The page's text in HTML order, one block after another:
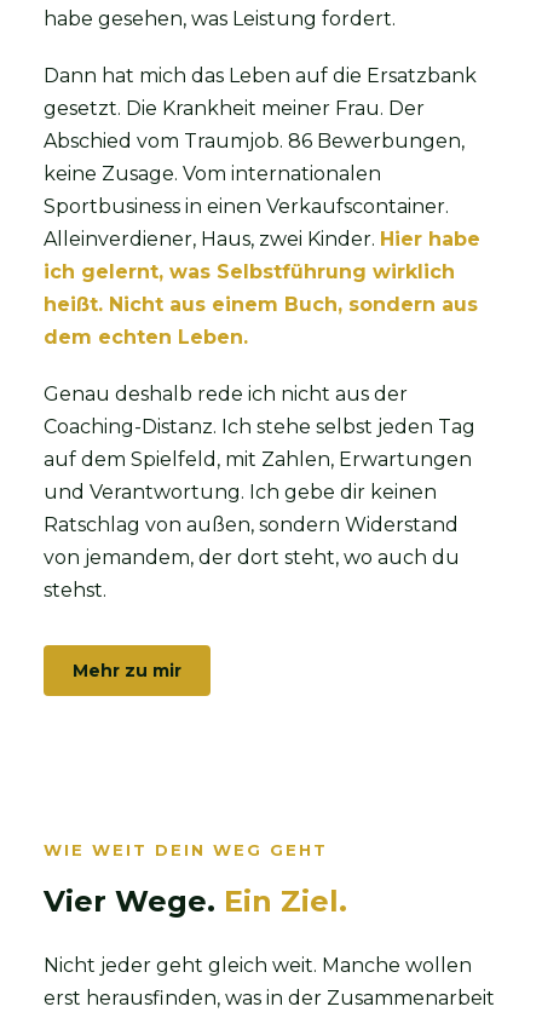
habe gesehen, was Leistung fordert.
Dann hat mich das Leben auf die Ersatzbank
gesetzt. Die Krankheit meiner Frau. Der
Abschied vom Traumjob. 86 Bewerbungen,
keine Zusage. Vom internationalen
Sportbusiness in einen Verkaufscontainer.
Alleinverdiener, Haus, zwei Kinder. Hier habe
ich gelernt, was Selbstführung wirklich
heißt. Nicht aus einem Buch, sondern aus
dem echten Leben.
Genau deshalb rede ich nicht aus der
Coaching-Distanz. Ich stehe selbst jeden Tag
auf dem Spielfeld, mit Zahlen, Erwartungen
und Verantwortung. Ich gebe dir keinen
Ratschlag von außen, sondern Widerstand
von jemandem, der dort steht, wo auch du
stehst.
Mehr zu mir
WIE WEIT DEIN WEG GEHT
Vier Wege. Ein Ziel.
Nicht jeder geht gleich weit. Manche wollen
erst herausfinden, was in der Zusammenarbeit